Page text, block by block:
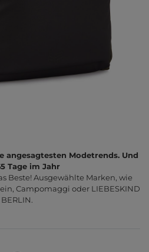
angesagtesten Modetrends. Und
Tage im Jahr
Beste! Ausgewählte Marken, wie
Campomaggi oder LIEBESKIND
BERLIN.